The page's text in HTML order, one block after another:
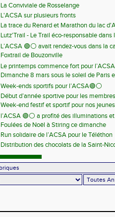
La Conviviale de Rosselange
L'ACSA sur plusieurs fronts
La trace du Renard et Marathon du lac
Lutz'Trail - Le Trail éco-responsable dans
L’ACSA 🟢⚪️ avait rendez-vous dans la
Foxtrail de Bouzonville
Le printemps commence fort pour
Dimanche 8 mars sous le soleil de Paris
Week-ends sportifs pour l’ACSA🟢⚪️
Début d’année sportive pour les
Week-end festif et sportif pour nos
l’ACSA 🟢⚪️ a profité des illuminations
Foulées de Noël à Stiring ce dimanche
Run solidaire de l’ACSA pour le Téléthon
Distribution des chocolats de la Saint-